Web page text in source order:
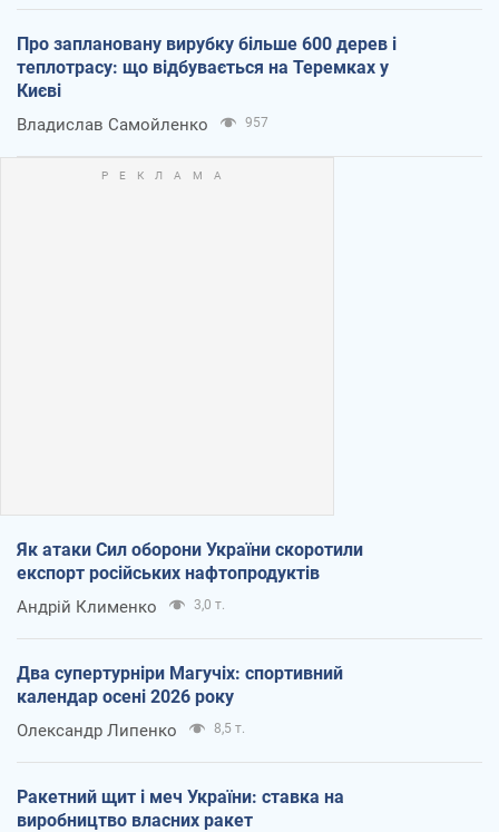
Про заплановану вирубку більше 600 дерев і
теплотрасу: що відбувається на Теремках у
Києві
Владислав Самойленко 957
Як атаки Сил оборони України скоротили
експорт російських нафтопродуктів
Андрій Клименко 3,0 т.
Два супертурніри Магучіх: спортивний
календар осені 2026 року
Олександр Липенко 8,5 т.
Ракетний щит і меч України: ставка на
виробництво власних ракет